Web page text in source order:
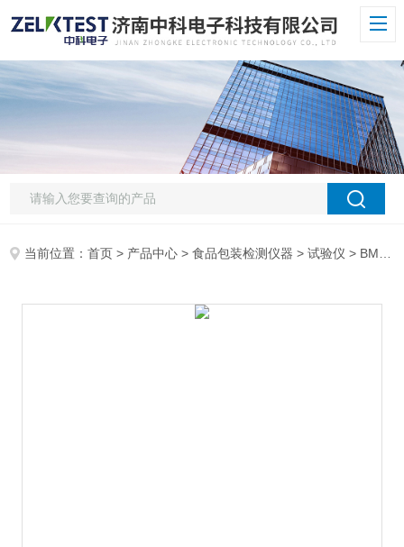
当前位置：首页 > 产品中心 >食品包装检测仪器 >试验仪 > BMC-01A薄膜冲击强度测试仪 自动计算破损冲击质量